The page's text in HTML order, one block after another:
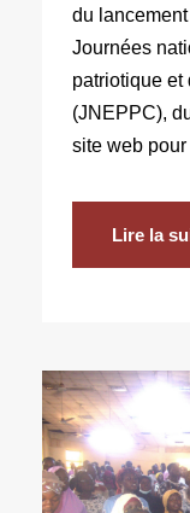
du
Journées
patriotique et
(JNEPPC),
site web
Lire la